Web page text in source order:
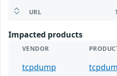
URL
Impacted products
VENDOR
tcpdump